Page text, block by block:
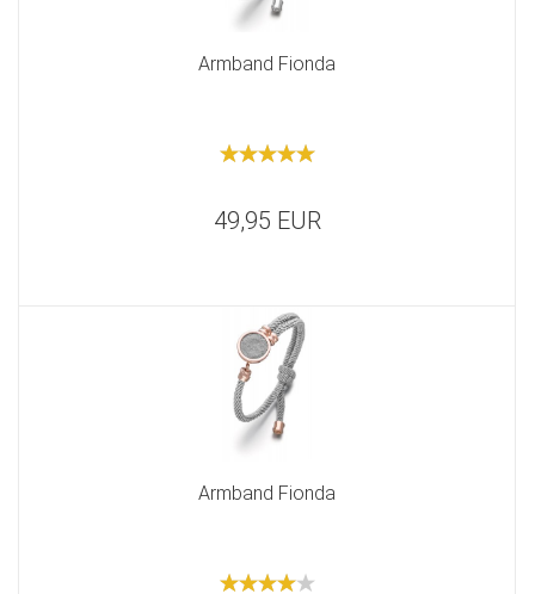
Armband Fionda
49,95 EUR
Armband Fionda